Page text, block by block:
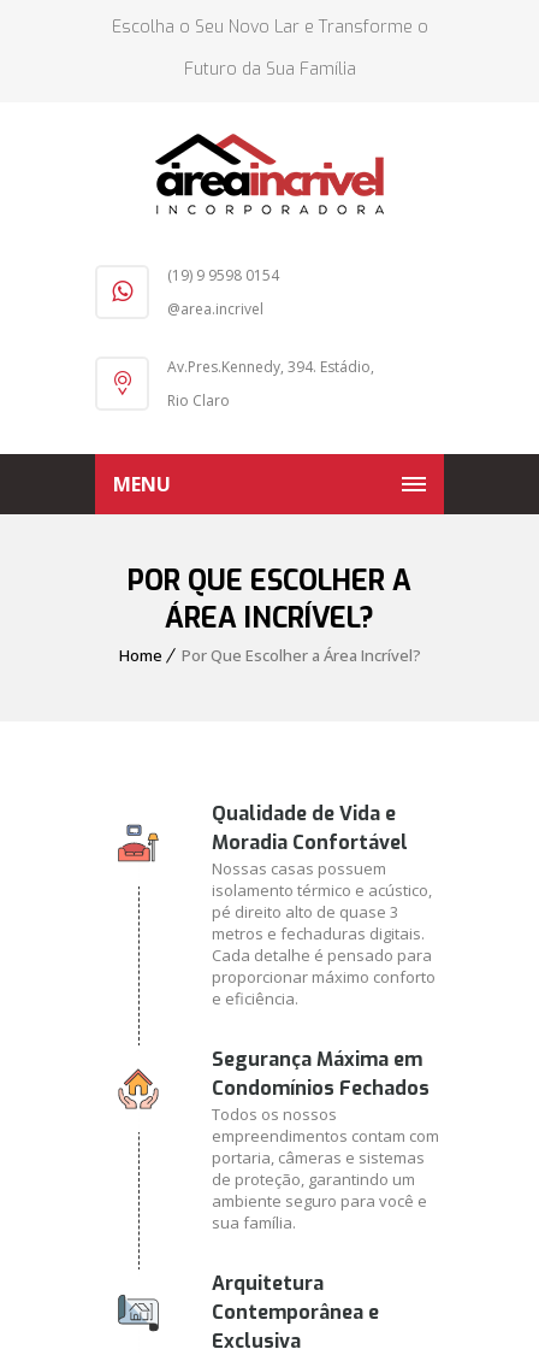
Escolha o Seu Novo Lar e Transforme o
Futuro da Sua Família
(19) 9 9598 0154
@area.incrivel
Av.Pres.Kennedy, 394. Estádio,
Rio Claro
MENU
POR QUE ESCOLHER A
ÁREA INCRÍVEL?
Home Por Que Escolher a Área Incrível?
Qualidade de Vida e
Moradia Confortável
Nossas casas possuem
isolamento térmico e acústico,
pé direito alto de quase 3
metros e fechaduras digitais.
Cada detalhe é pensado para
proporcionar máximo conforto
e eficiência.
Segurança Máxima em
Condomínios Fechados
Todos os nossos
empreendimentos contam com
portaria, câmeras e sistemas
de proteção, garantindo um
ambiente seguro para você e
sua família.
Arquitetura
Contemporânea e
Exclusiva